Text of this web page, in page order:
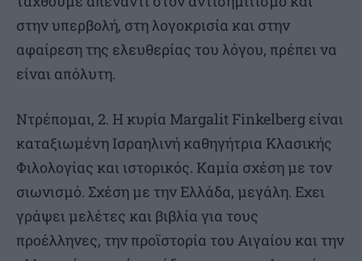
στην υπερβολή, στη λογοκρισία και στην
αφαίρεση της ελευθερίας του λόγου, πρέπει να
είναι απόλυτη.
Ντρέπομαι, 2. Η κυρία Margalit Finkelberg είναι
καταξιωμένη Ισραηλινή καθηγήτρια Κλασικής
Φιλολογίας και ιστορικός. Καμία σχέση με τον
σιωνισμό. Σχέση με την Ελλάδα, μεγάλη. Εχει
γράψει μελέτες και βιβλία για τους
προέλληνες, την προϊστορία του Αιγαίου και την